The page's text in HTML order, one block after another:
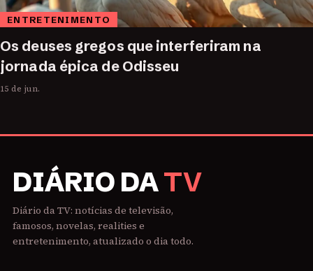
ENTRETENIMENTO
Os deuses gregos que interferiram na
jornada épica de Odisseu
15 de jun.
DIÁRIO DATV
Diário da TV: notícias de televisão,
famosos, novelas, realities e
entretenimento, atualizado o dia todo.